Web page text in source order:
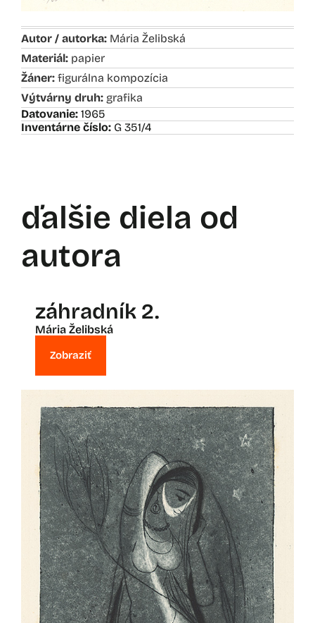
Autor / autorka: Mária Želibská
Materiál: papier
Žáner: figurálna kompozícia
Výtvárny druh: grafika
Datovanie: 1965
Inventárne číslo: G 351/4
ďalšie diela od
autora
záhradník 2.
Mária Želibská
Zobraziť